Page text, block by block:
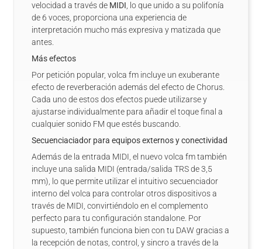
velocidad a través de MIDI , lo que unido a su polifonía
de 6 voces, proporciona una experiencia de
interpretación mucho más expresiva y matizada que
antes.
Más efectos
Por petición popular, volca fm incluye un exuberante
efecto de reverberación además del efecto de Chorus.
Cada uno de estos dos efectos puede utilizarse y
ajustarse individualmente para añadir el toque final a
cualquier sonido FM que estés buscando.
Secuenciaciador para equipos externos y conectividad
Además de la entrada MIDI, el nuevo volca fm también
incluye una salida MIDI (entrada/salida TRS de 3,5
mm), lo que permite utilizar el intuitivo secuenciador
interno del volca para controlar otros dispositivos a
través de MIDI, convirtiéndolo en el complemento
perfecto para tu configuración standalone. Por
supuesto, también funciona bien con tu DAW gracias a
la recepción de notas, control, y sincro a través de la